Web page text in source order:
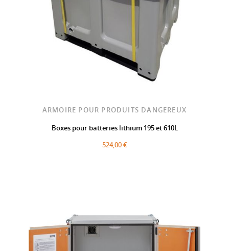
ARMOIRE POUR PRODUITS DANGEREUX
Boxes pour batteries lithium 195 et 610L
524,00 €